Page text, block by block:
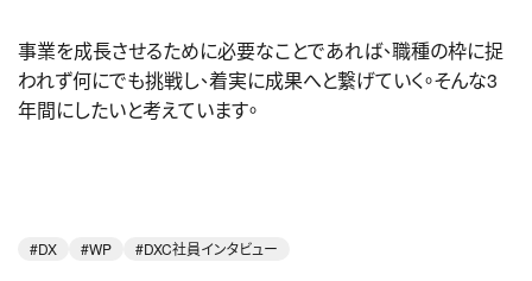
事業を成長させるために必要なことであれば、職種の枠に捉
われず何にでも挑戦し、着実に成果へと繋げていく。そんな3
年間にしたいと考えています。
DX WP DXC社員インタビュー